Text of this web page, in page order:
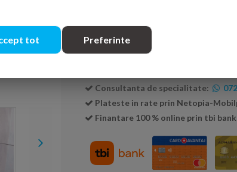
Transport GRATUIT la comenzi
Consultanta de specialitate:
Plateste in rate prin Netopia-
Finantare 100 % online prin tbi bank
tot Preferinte